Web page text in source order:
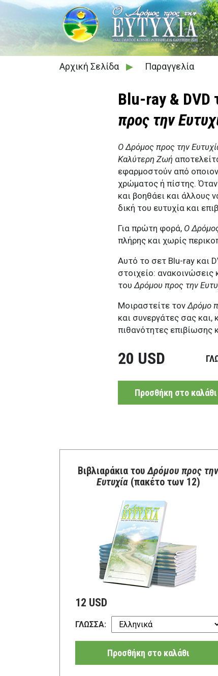
Αρχική Σελίδα ▶ Παραγγελία
Blu-ray & DVD
προς την
Ο Δρόμος προς την
Καλύτερη Ζωή
εφαρμοστούν από
χρώματος ή πίστης.
και βοηθάει και άλλους
δική του ευτυχία και
Για πρώτη φορά, Ο
πλήρης και χωρίς
Αυτό το σετ Blu-ray και
στοιχείο: ανακοινώσεις
τουΔρόμου προς την
Μοιραστείτε τονΔρόμο
και συνεργάτες σας και,
πιθανότητες επιβίωσης
20 USD
Προσθήκη στο καλάθι
Βιβλιαράκια τουΔρόμου προς την
Ευτυχία(πακέτο των 12)
12 USD
ΓΛΩΣΣΑ:
Προσθήκη στο καλάθι